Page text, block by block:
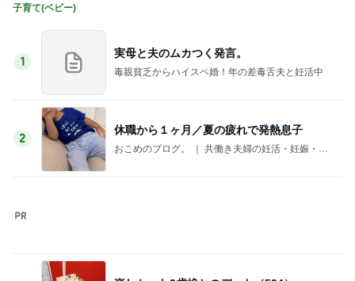
2
休職から１ヶ月／夏の疲れで発熱息子
おこめのブログ。 ｜ 共働き夫婦の妊活・妊娠・子
育て
3